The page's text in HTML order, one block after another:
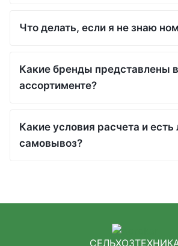
Что делать, если я не знаю
Какие бренды представлены в
ассортименте?
Какие условия расчета и есть
самовывоз?